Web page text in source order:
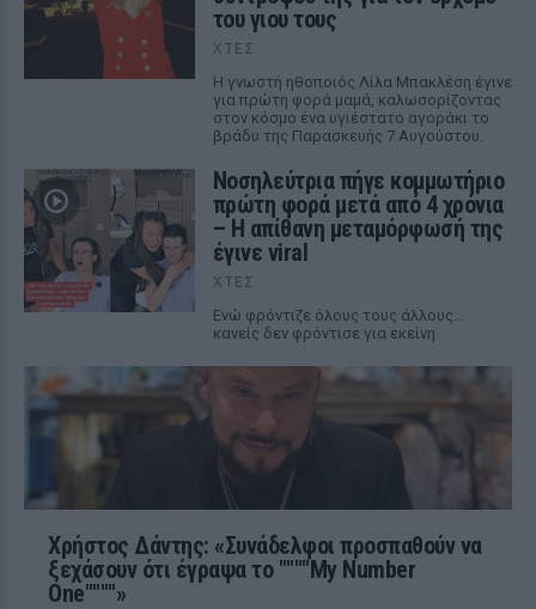
του γιου τους
ΧΤΕΣ
Η γνωστή ηθοποιός Λίλα Μπακλέση έγινε
για πρώτη φορά μαμά, καλωσορίζοντας
στον κόσμο ένα υγιέστατο αγοράκι το
βράδυ της Παρασκευής 7 Αυγούστου.
Νοσηλεύτρια πήγε κομμωτήριο
πρώτη φορά μετά από 4 χρόνια
– Η απίθανη μεταμόρφωσή της
έγινε viral
ΧΤΕΣ
Ενώ φρόντιζε όλους τους άλλους...
κανείς δεν φρόντισε για εκείνη
Χρήστος Δάντης: «Συνάδελφοι προσπαθούν να
ξεχάσουν ότι έγραψα το """"My Number
One""""»